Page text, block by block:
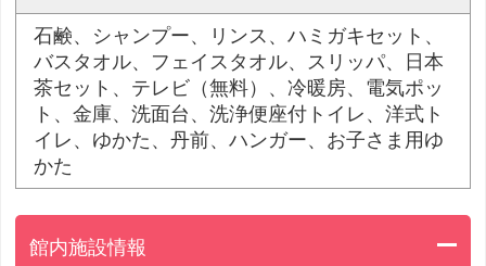
石鹸、シャンプー、リンス、ハミガキセット、
バスタオル、フェイスタオル、スリッパ、日本
茶セット、テレビ（無料）、冷暖房、電気ポッ
ト、金庫、洗面台、洗浄便座付トイレ、洋式ト
イレ、ゆかた、丹前、ハンガー、お子さま用ゆ
かた
館内施設情報